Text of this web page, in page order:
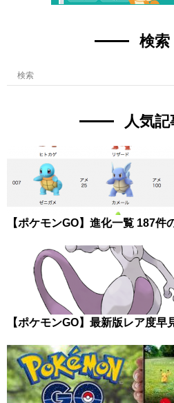
検索
人気記
【ポケモンGO】進化一覧 187件
【ポケモンGO】最新版レア度早